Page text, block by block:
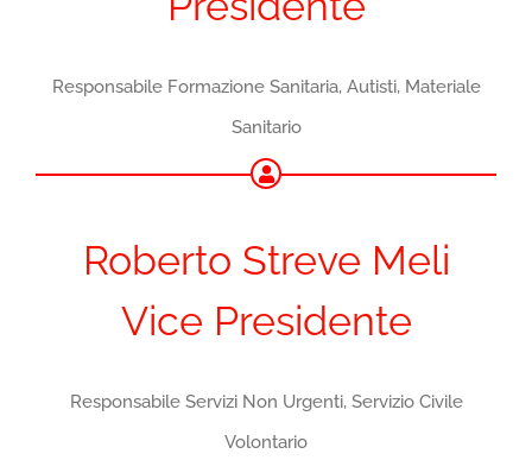
Responsabile Formazione Sanitaria, Autisti, Materiale
Sanitario
Roberto Streve Meli
Vice Presidente
Responsabile Servizi Non Urgenti, Servizio Civile
Volontario